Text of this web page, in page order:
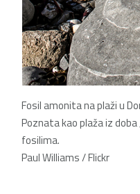
Fosil amonita na plaži u
Poznata kao plaža iz doba
fosilima.
Paul Williams / Flickr